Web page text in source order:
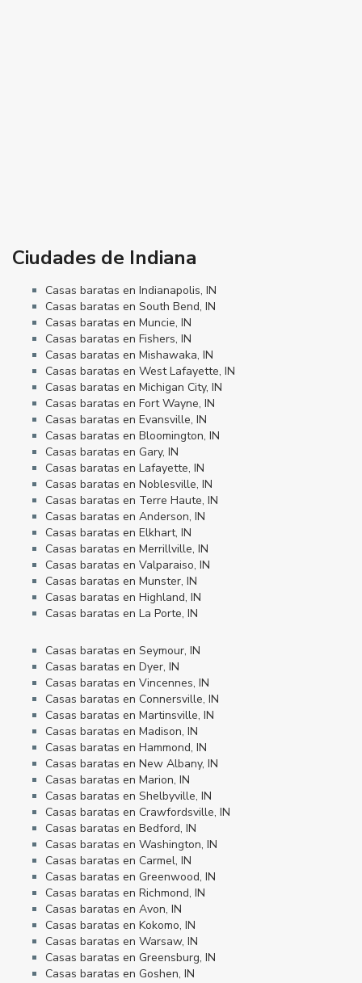
Ciudades de Indiana
Casas baratas en Indianapolis, IN
Casas baratas en South Bend, IN
Casas baratas en Muncie, IN
Casas baratas en Fishers, IN
Casas baratas en Mishawaka, IN
Casas baratas en West Lafayette, IN
Casas baratas en Michigan City, IN
Casas baratas en Fort Wayne, IN
Casas baratas en Evansville, IN
Casas baratas en Bloomington, IN
Casas baratas en Gary, IN
Casas baratas en Lafayette, IN
Casas baratas en Noblesville, IN
Casas baratas en Terre Haute, IN
Casas baratas en Anderson, IN
Casas baratas en Elkhart, IN
Casas baratas en Merrillville, IN
Casas baratas en Valparaiso, IN
Casas baratas en Munster, IN
Casas baratas en Highland, IN
Casas baratas en La Porte, IN
Casas baratas en Seymour, IN
Casas baratas en Dyer, IN
Casas baratas en Vincennes, IN
Casas baratas en Connersville, IN
Casas baratas en Martinsville, IN
Casas baratas en Madison, IN
Casas baratas en Hammond, IN
Casas baratas en New Albany, IN
Casas baratas en Marion, IN
Casas baratas en Shelbyville, IN
Casas baratas en Crawfordsville, IN
Casas baratas en Bedford, IN
Casas baratas en Washington, IN
Casas baratas en Carmel, IN
Casas baratas en Greenwood, IN
Casas baratas en Richmond, IN
Casas baratas en Avon, IN
Casas baratas en Kokomo, IN
Casas baratas en Warsaw, IN
Casas baratas en Greensburg, IN
Casas baratas en Goshen, IN